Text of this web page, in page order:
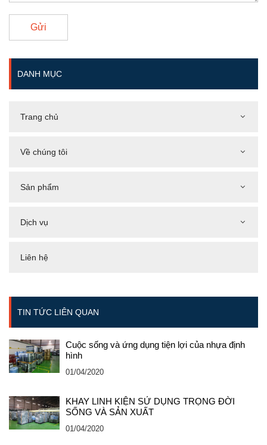
Gửi
DANH MỤC
Trang chủ
Về chúng tôi
Sản phẩm
Dịch vụ
Liên hệ
TIN TỨC LIÊN QUAN
Cuộc sống và ứng dụng tiện lợi của nhựa định
hình
01/04/2020
KHAY LINH KIỆN SỬ DỤNG TRỌNG ĐỜI
SỐNG VÀ SẢN XUẤT
01/04/2020